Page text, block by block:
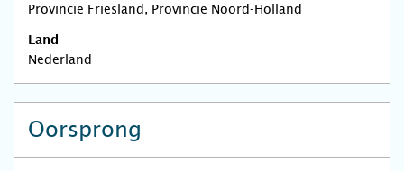
Provincie Friesland, Provincie Noord-Holland
Land
Nederland
Oorsprong